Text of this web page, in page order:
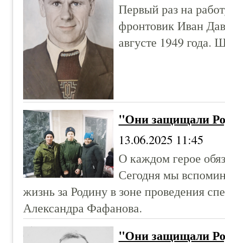
Первый раз на
фронтовик Иван
августе 1949 года.
"Они защищали
13.06.2025 11:45
О каждом герое
Сегодня мы
жизнь за Родину в зоне проведения
Александра Фафанова.
"Они защищали